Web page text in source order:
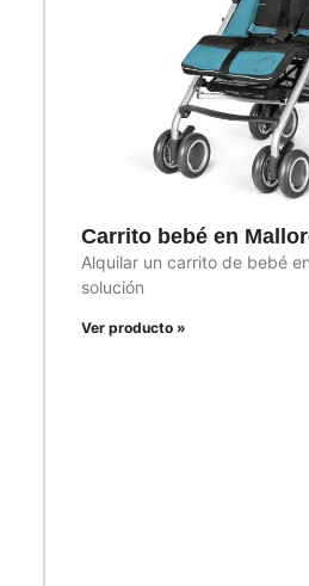
Carrito bebé en
Alquilar un carrito de bebé
solución
Ver producto »